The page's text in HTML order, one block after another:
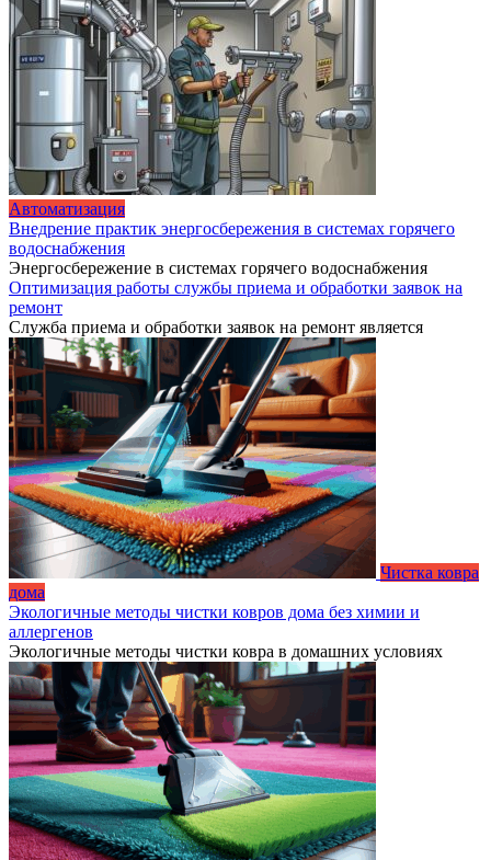
Автоматизация
Внедрение практик энергосбережения в системах горячего
водоснабжения
Энергосбережение в системах горячего водоснабжения
Оптимизация работы службы приема и обработки заявок на
ремонт
Служба приема и обработки заявок на ремонт является
Чистка ковра
дома
Экологичные методы чистки ковров дома без химии и
аллергенов
Экологичные методы чистки ковра в домашних условиях